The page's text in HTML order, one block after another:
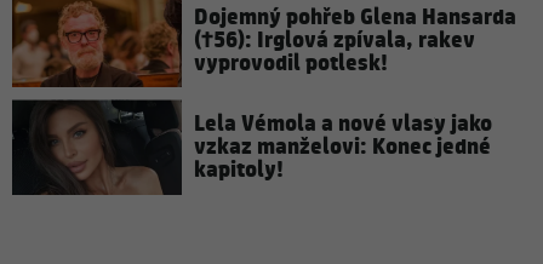
Dojemný pohřeb Glena Hansarda
(†56): Irglová zpívala, rakev
vyprovodil potlesk!
Lela Vémola a nové vlasy jako
vzkaz manželovi: Konec jedné
kapitoly!